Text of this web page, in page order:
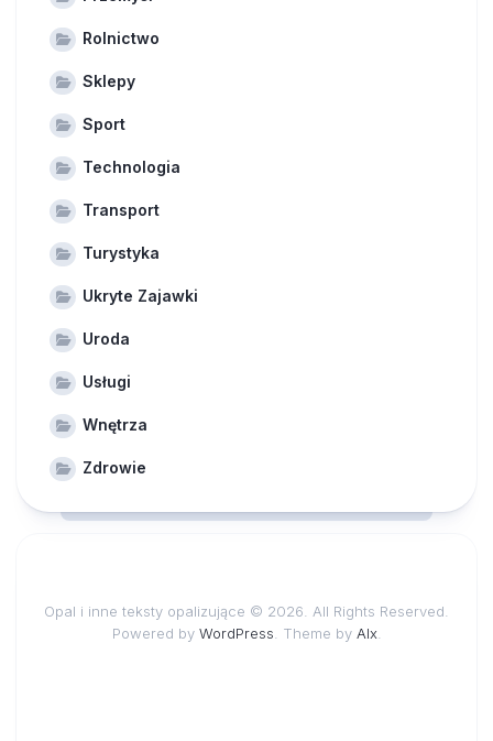
Rolnictwo
Sklepy
Sport
Technologia
Transport
Turystyka
Ukryte Zajawki
Uroda
Usługi
Wnętrza
Zdrowie
Opal i inne teksty opalizujące © 2026. All Rights Reserved.
Powered by WordPress . Theme by Alx